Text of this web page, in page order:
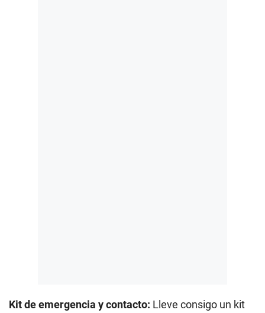
Kit de emergencia y contacto: Lleve consigo un kit